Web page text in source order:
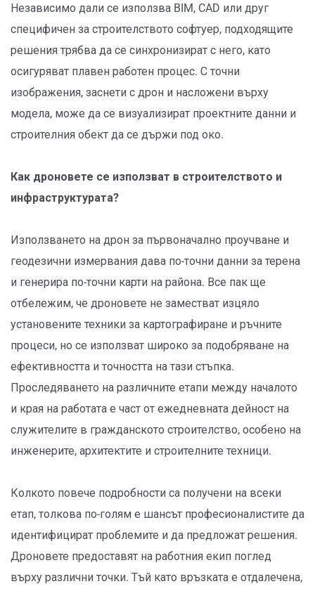
Независимо дали се използва BIM, CAD или друг
специфичен за строителството софтуер, подходящите
решения трябва да се синхронизират с него, като
осигуряват плавен работен процес. С точни
изображения, заснети с дрон и насложени върху
модела, може да се визуализират проектните данни и
строителния обект да се държи под око.
Как дроновете се използват в строителството и
инфраструктурата?
Използването на дрон за първоначално проучване и
геодезични измервания дава по-точни данни за терена
и генерира по-точни карти на района. Все пак ще
отбележим, че дроновете не заместват изцяло
установените техники за картографиране и ръчните
процеси, но се използват широко за подобряване на
ефективността и точността на тази стъпка.
Проследяването на различните етапи между началото
и края на работата е част от ежедневната дейност на
служителите в гражданското строителство, особено на
инженерите, архитектите и строителните техници.
Колкото повече подробности са получени на всеки
етап, толкова по-голям е шансът професионалистите да
идентифицират проблемите и да предложат решения.
Дроновете предоставят на работния екип поглед
върху различни точки. Тъй като връзката е отдалечена,